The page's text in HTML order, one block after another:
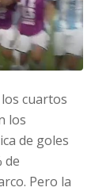
cuartos
los
de goles
de
Pero la